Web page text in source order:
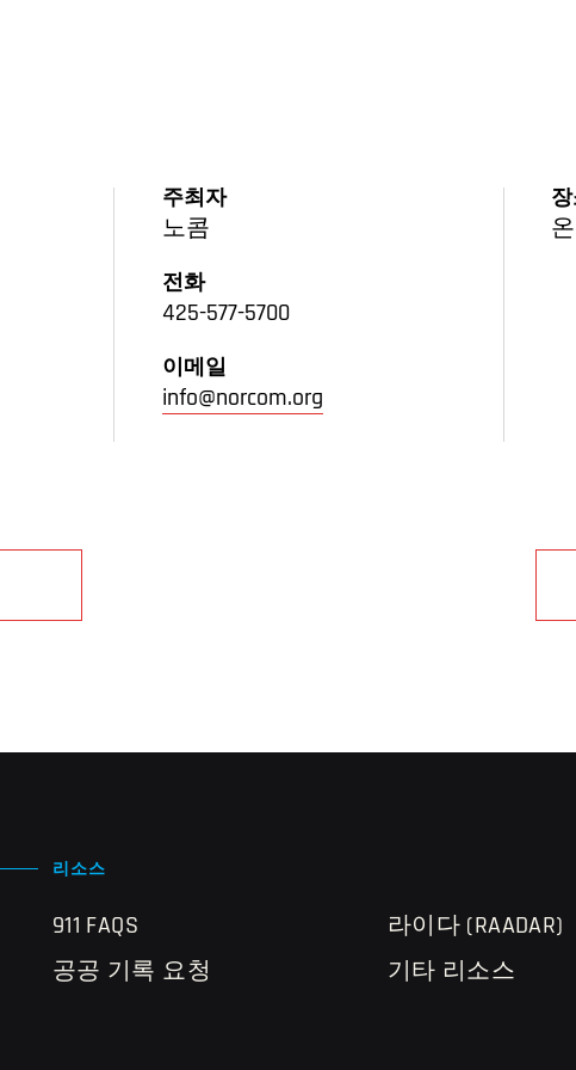
주최자
노콤
전화
425-577-5700
이메일
info@norcom.org
리소스
911 FAQS
공공 기록 요청
라이다 (RAADAR)
기타 리소스